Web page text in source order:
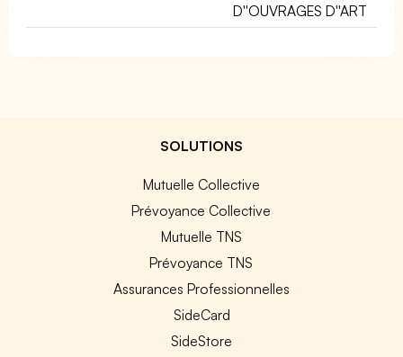
D''OUVRAGES D''ART
SOLUTIONS
Mutuelle Collective
Prévoyance Collective
Mutuelle TNS
Prévoyance TNS
Assurances Professionnelles
SideCard
SideStore